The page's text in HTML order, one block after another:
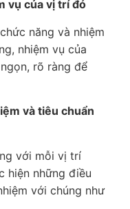
ứng viên là gì?
vụ của vị trí đó
năng và
năng, nhiệm vụ
với mỗi vị trí
những điều